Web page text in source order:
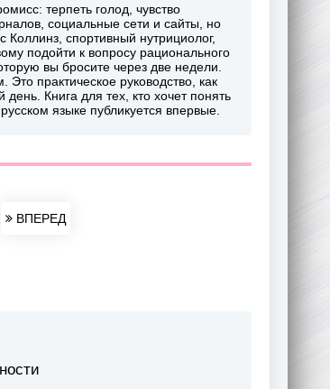
терпеть голод, чувство
социальные сети и сайты, но
спортивный нутрициолог,
подойти к вопросу рационального
вы бросите через две недели.
практическое руководство, как
день. Книга для тех, кто хочет понять
языке публикуется впервые.
ВПЕРЕД